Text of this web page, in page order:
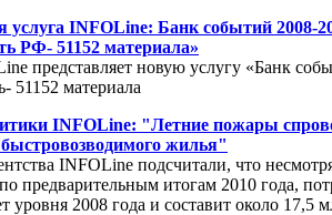
услуга INFOLine: Банк событий 2008-
РФ- 51152 материала»
представляет новую услугу «Банк
51152 материала
INFOLine: "Летние пожары
жилья"
INFOLine подсчитали, что
предварительным итогам 2010 года,
уровня 2008 года и составит около 17,5